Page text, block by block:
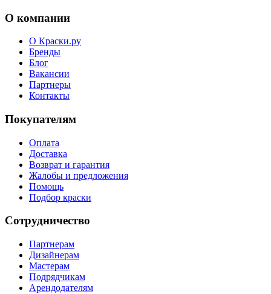
О компании
О Краски.ру
Бренды
Блог
Вакансии
Партнеры
Контакты
Покупателям
Оплата
Доставка
Возврат и гарантия
Жалобы и предложения
Помощь
Подбор краски
Сотрудничество
Партнерам
Дизайнерам
Мастерам
Подрядчикам
Арендодателям